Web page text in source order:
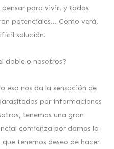
para vivir, y todos
potenciales… Como verá,
solución.
doble o nosotros?
eso nos da la sensación de
por informaciones
tenemos una gran
comienza por darnos la
tenemos deseo de hacer